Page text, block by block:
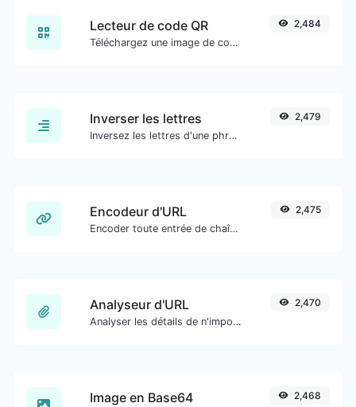
Lecteur de code QR
Téléchargez une image de code QR et extrayez les données.
2,484
Inverser les lettres
Inversez les lettres d'une phrase ou d'un paragraphe donné avec facilité.
2,479
Encodeur d'URL
Encoder toute entrée de chaîne au format URL.
2,475
Analyseur d'URL
Analyser les détails de n'importe quelle URL.
2,470
Image en Base64 2,468